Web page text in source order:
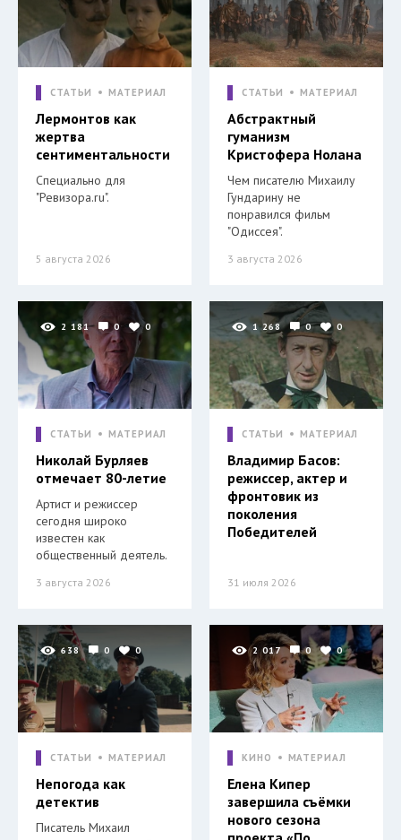
СТАТЬИ МАТЕРИАЛ
Лермонтов как
жертва
сентиментальности
Специально для
"Ревизора.ru".
5 августа 2026
СТАТЬИ МАТЕРИАЛ
Абстрактный
гуманизм
Кристофера Нолана
Чем писателю Михаилу
Гундарину не
понравился фильм
"Одиссея".
3 августа 2026
2 181 0 0
СТАТЬИ МАТЕРИАЛ
Николай Бурляев
отмечает 80-летие
Артист и режиссер
сегодня широко
известен как
общественный деятель.
3 августа 2026
1 268 0 0
СТАТЬИ МАТЕРИАЛ
Владимир Басов:
режиссер, актер и
фронтовик из
поколения
Победителей
31 июля 2026
638 0 0
СТАТЬИ МАТЕРИАЛ
Непогода как
детектив
Писатель Михаил
2 017 0 0
КИНО МАТЕРИАЛ
Елена Кипер
завершила съёмки
нового сезона